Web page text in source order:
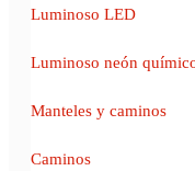
Luminoso LED
Luminoso neón
Manteles y caminos
Caminos